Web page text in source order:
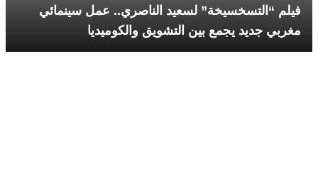
فيلم “التسخسيخة” لسعيد الناصري.. عمل سينمائي
مغربي جديد يجمع بين التشويق والكوميديا